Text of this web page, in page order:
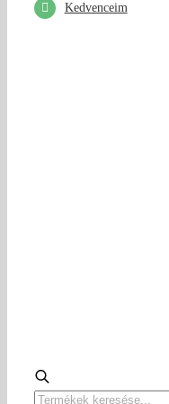
Kedvenceim
Products